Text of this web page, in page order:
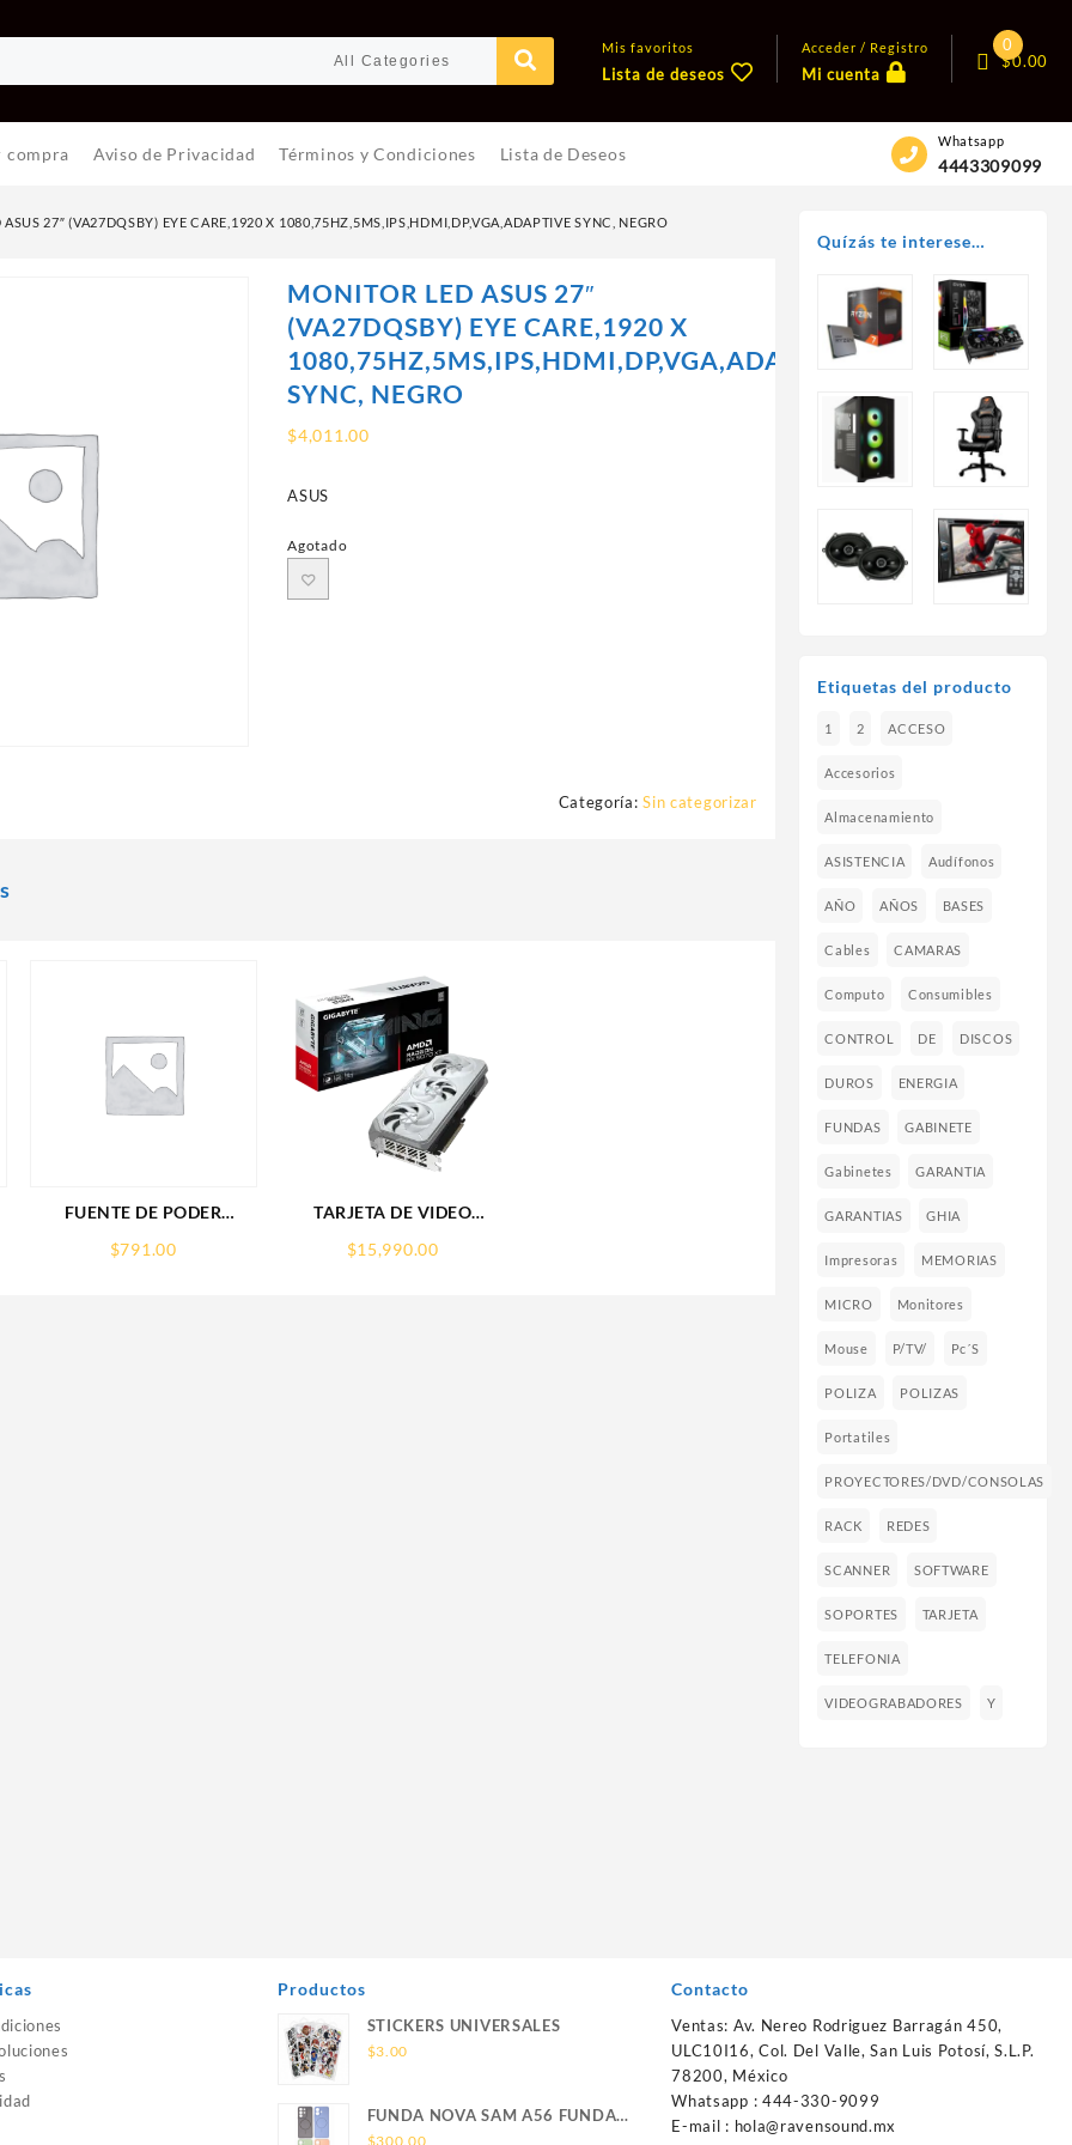
Mis favoritos
Lista de deseos
Acceder / Registro
Mi cuenta
0
$0.00
compra Aviso de Privacidad Términos y Condiciones Lista de Deseos
Whatsapp
4443309099
27″ (VA27DQSBY) EYE CARE,1920 X 1080,75HZ,5MS,IPS,HDMI,DP,VGA,ADAPTIVE SYNC, NEGRO
MONITOR LED ASUS 27″
(VA27DQSBY) EYE CARE,1920 X
1080,75HZ,5MS,IPS,HDMI,DP,VGA,ADAPTIVE
SYNC, NEGRO
$4,011.00
ASUS
Agotado
Categoría:Sin categorizar
FUENTE DE PODER
REGULADA,12V,10
$791.00
TARJETA DE VIDEO
R907XGAMINGOCICE-
$15,990.00
Quízás te interese…
Etiquetas del producto
1 2 ACCESO
Accesorios
Almacenamiento
ASISTENCIA Audífonos
AÑO AÑOS BASES
Cables CAMARAS
Computo Consumibles
CONTROL DE DISCOS
DUROS ENERGIA
FUNDAS GABINETE
Gabinetes GARANTIA
GARANTIAS GHIA
Impresoras MEMORIAS
MICRO Monitores
Mouse P/TV/ Pc´s
POLIZA POLIZAS
Portatiles
PROYECTORES/DVD/CONSOLAS
RACK REDES
SCANNER SOFTWARE
SOPORTES TARJETA
TELEFONIA
VIDEOGRABADORES Y
Productos
STICKERS UNIVERSALES
$3.00
FUNDA NOVA SAM A56 FUNDA
SILICONA SIN SOPORTE
$300.00
Contacto
Ventas: Av. Nereo Rodriguez Barragán 450,
ULC10I16, Col. Del Valle, San Luis Potosí, S.L.P.
78200, México
Whatsapp : 444-330-9099
E-mail : hola@ravensound.mx